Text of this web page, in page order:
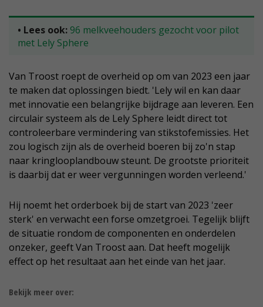
• Lees ook: 96 melkveehouders gezocht voor pilot
met Lely Sphere
Van Troost roept de overheid op om van 2023 een jaar
te maken dat oplossingen biedt. 'Lely wil en kan daar
met innovatie een belangrijke bijdrage aan leveren. Een
circulair systeem als de Lely Sphere leidt direct tot
controleerbare vermindering van stikstofemissies. Het
zou logisch zijn als de overheid boeren bij zo'n stap
naar kringlooplandbouw steunt. De grootste prioriteit
is daarbij dat er weer vergunningen worden verleend.'
Hij noemt het orderboek bij de start van 2023 'zeer
sterk' en verwacht een forse omzetgroei. Tegelijk blijft
de situatie rondom de componenten en onderdelen
onzeker, geeft Van Troost aan. Dat heeft mogelijk
effect op het resultaat aan het einde van het jaar.
Bekijk meer over: